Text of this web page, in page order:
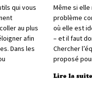
qui vous
au plus
afin
Dans les
Même si
problème
où elle est
– et il faut
Chercher
proposé
Lire la suite